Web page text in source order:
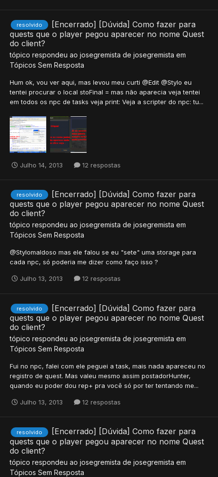
resolvido
[Encerrado] [Dúvida] Como fazer para
quests que o player pegou aparecer no nome Quest
do client?
tópico respondeu ao josegremista de josegremista em
Tópicos Sem Resposta
Hum ok, vou ver aqui, mas levou meu curti @Edit @Stylo eu
tentei procurar o local stoFinal = mas não aparecia veja tentei
em todos os npc de tasks veja print: Veja a scripter do npc: tu...
Julho 14, 2013 12 respostas
resolvido
[Encerrado] [Dúvida] Como fazer para
quests que o player pegou aparecer no nome Quest
do client?
tópico respondeu ao josegremista de josegremista em
Tópicos Sem Resposta
@Stylomaldoso mas ele falou se eu "sete" uma storage para
cada npc, só poderia me dizer como faço isso ?
Julho 13, 2013 12 respostas
resolvido
[Encerrado] [Dúvida] Como fazer para
quests que o player pegou aparecer no nome Quest
do client?
tópico respondeu ao josegremista de josegremista em
Tópicos Sem Resposta
Fui no npc, falei com ele peguei a task, mais nada apareceu no
registro de quest. Mas valeu mesmo assim postadorHunter,
quando eu poder dou rep+ pra você só por ter tentando me...
Julho 13, 2013 12 respostas
resolvido
[Encerrado] [Dúvida] Como fazer para
quests que o player pegou aparecer no nome Quest
do client?
tópico respondeu ao josegremista de josegremista em
Tópicos Sem Resposta